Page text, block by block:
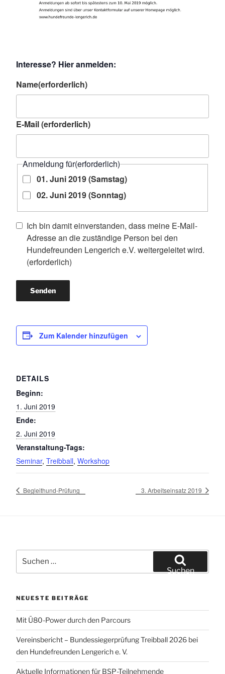
Interesse? Hier anmelden:
Name(erforderlich)
E-Mail(erforderlich)
Anmeldung für(erforderlich)
01. Juni 2019 (Samstag)
02. Juni 2019 (Sonntag)
Ich bin damit einverstanden, dass meine E-Mail-
Adresse an die zuständige Person bei den
Hundefreunden Lengerich e.V. weitergeleitet wird.
(erforderlich)
Senden
Zum Kalender hinzufügen
DETAILS
Beginn:
1. Juni 2019
Ende:
2. Juni 2019
Veranstaltung-Tags:
Seminar, Treibball, Workshop
Begleithund-Prüfung 3. Arbeitseinsatz 2019
nach:
Suchen
NEUESTE BEITRÄGE
Mit Ü80-Power durch den Parcours
Vereinsbericht – Bundessiegerprüfung Treibball 2026 bei
den Hundefreunden Lengerich e. V.
Aktuelle Informationen für BSP-Teilnehmende